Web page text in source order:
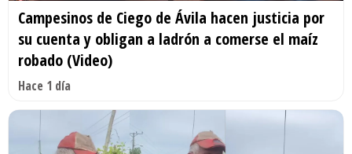
Campesinos de Ciego de Ávila hacen justicia por
su cuenta y obligan a ladrón a comerse el maíz
robado (Video)
Hace 1 día